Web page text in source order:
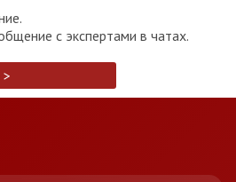
с экспертами в чатах.